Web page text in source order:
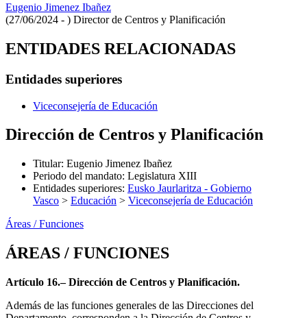
Eugenio Jimenez Ibañez
(27/06/2024 - ) Director de Centros y Planificación
ENTIDADES RELACIONADAS
Entidades superiores
Viceconsejería de Educación
Dirección de Centros y Planificación
Titular: Eugenio Jimenez Ibañez
Periodo del mandato: Legislatura XIII
Entidades superiores: Eusko Jaurlaritza - Gobierno
Vasco > Educación > Viceconsejería de Educación
Áreas / Funciones
ÁREAS / FUNCIONES
Artículo 16.– Dirección de Centros y Planificación.
Además de las funciones generales de las Direcciones del